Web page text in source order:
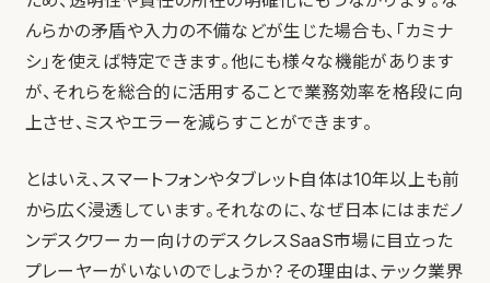
んらかの矛盾や入力の不備などが生じた場合も、「カミナ
シ」を使えば特定できます。他にも様々な機能があります
が、それらを総合的に活用することで業務効率を格段に向
上させ、ミスやエラーを減らすことができます。
とはいえ、スマートフォンやタブレット自体は10年以上も前
から広く浸透しています。それなのに、なぜ日本にはまだノ
ンデスクワーカー向けのデスクレスSaaS市場に目立った
プレーヤーがいないのでしょうか？その理由は、テック業界